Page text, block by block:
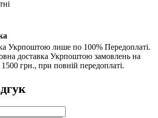
Укрпоштою лише по 100% Передоплаті.
доставка Укрпоштою замовлень на
1500 грн., при повній передоплаті.